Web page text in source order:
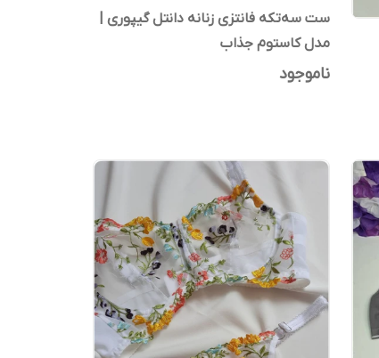
ست سه‌تکه فانتزی زنانه دانتل گیپوری |
مدل کاستوم جذاب
ناموجود